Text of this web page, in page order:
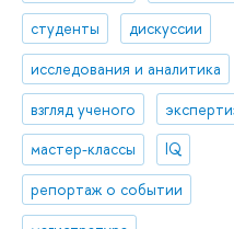
студенты
дискуссии
исследования и аналитика
взгляд ученого
мастер-классы
IQ
репортаж о событии